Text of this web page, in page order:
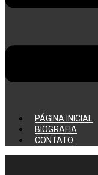
PÁGINA INICIAL
BIOGRAFIA
CONTATO